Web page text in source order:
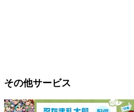
その他サービス